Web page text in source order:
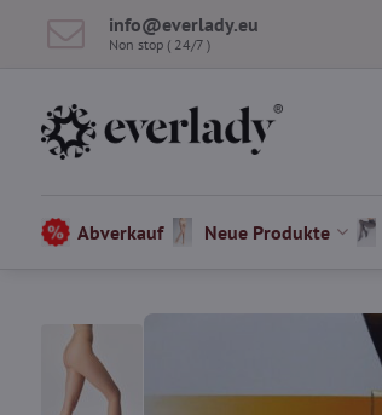
info​@everlady​.eu
Non stop ( 24/7 )
Abverkauf Neue Produkte